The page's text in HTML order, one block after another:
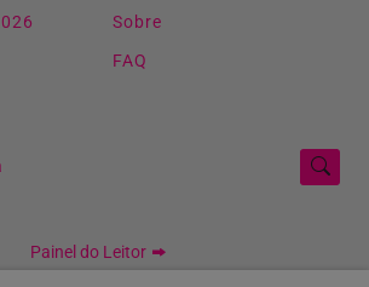
Sobre
FAQ
Painel do Leitor